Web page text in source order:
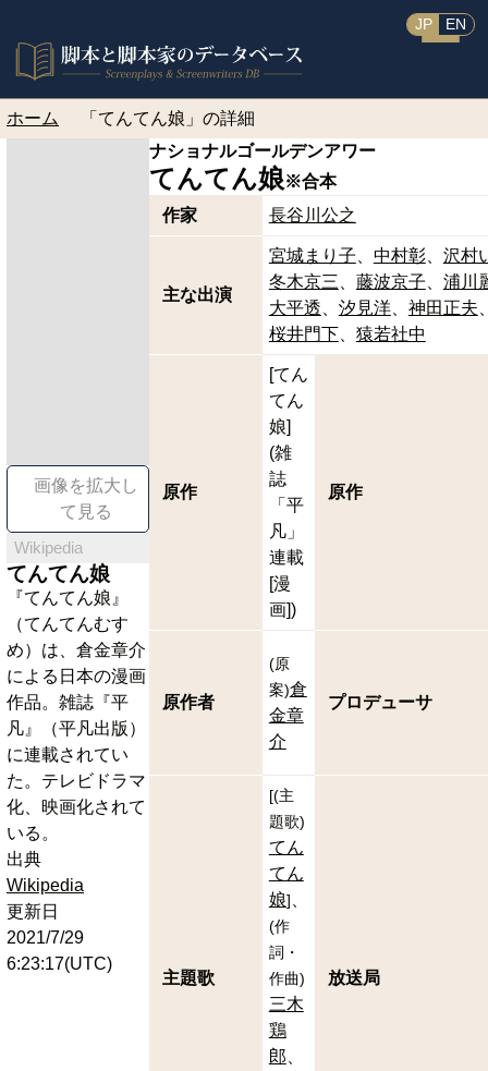
JP EN
ホーム 「てんてん娘」の詳細
画像を拡大し
て見る
Wikipedia
てんてん娘
『てんてん娘』
（てんてんむす
め）は、倉金章介
による日本の漫画
作品。雑誌『平
凡』（平凡出版）
に連載されてい
た。テレビドラマ
化、映画化されて
いる。
出典
Wikipedia
更新日
2021/7/29
6:23:17(UTC)
ナショナルゴールデンアワー
てんてん娘※合本
作家
長谷川公之
主な出演
宮城まり子 中村彰
沢村
冬木京三
藤波京子
浦川
大平透
汐見洋
神田正夫
桜井門下
猿若社中
原作
[てん
てん
娘]
(雑
誌
「平
凡」
連載
[漫
画])
原作
原作者
(原
案)倉
金章
介
プロデューサ
主題歌
[(主
題歌)
てん
てん
娘]
(作
詞・
作曲)
三木
鶏
郎
放送局